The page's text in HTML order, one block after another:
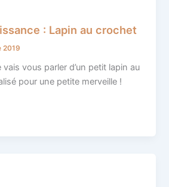
: Lapin au crochet
2019
vous parler d’un petit lapin au
pour une petite merveille !